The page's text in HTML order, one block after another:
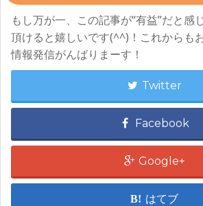
もし万が一、この記事が“有益”だと感
頂けると嬉しいです(^^)！これからも
情報発信がんばりまーす！
Twitter
Facebook
Google+
はてブ